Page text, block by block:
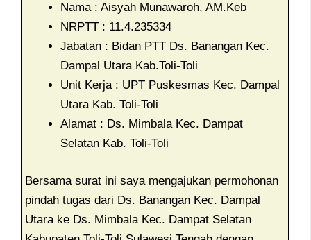
Nama : Aisyah Munawaroh, AM.Keb
NRPTT : 11.4.235334
Jabatan : Bidan PTT Ds. Banangan Kec.
Dampal Utara Kab.Toli-Toli
Unit Kerja : UPT Puskesmas Kec. Dampal
Utara Kab. Toli-Toli
Alamat : Ds. Mimbala Kec. Dampat
Selatan Kab. Toli-Toli
Bersama surat ini saya mengajukan permohonan
pindah tugas dari Ds. Banangan Kec. Dampal
Utara ke Ds. Mimbala Kec. Dampat Selatan